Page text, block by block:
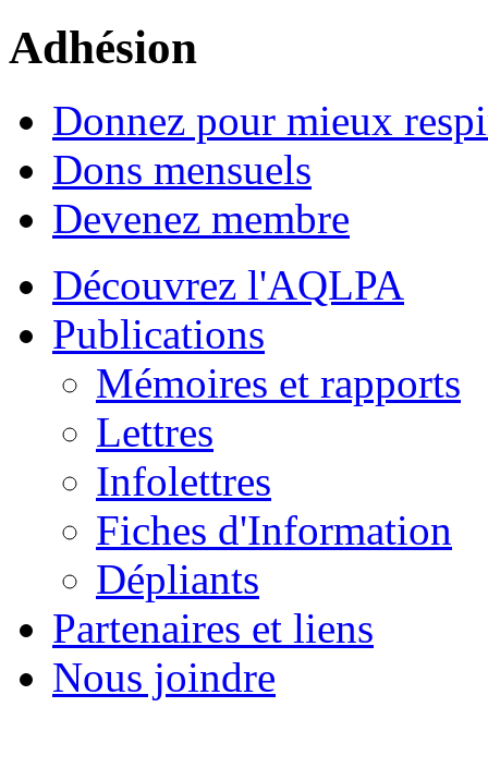
Adhésion
Donnez pour mieux
Dons mensuels
Devenez membre
Découvrez l'AQLPA
Publications
Mémoires et rapports
Lettres
Infolettres
Fiches d'Information
Dépliants
Partenaires et liens
Nous joindre